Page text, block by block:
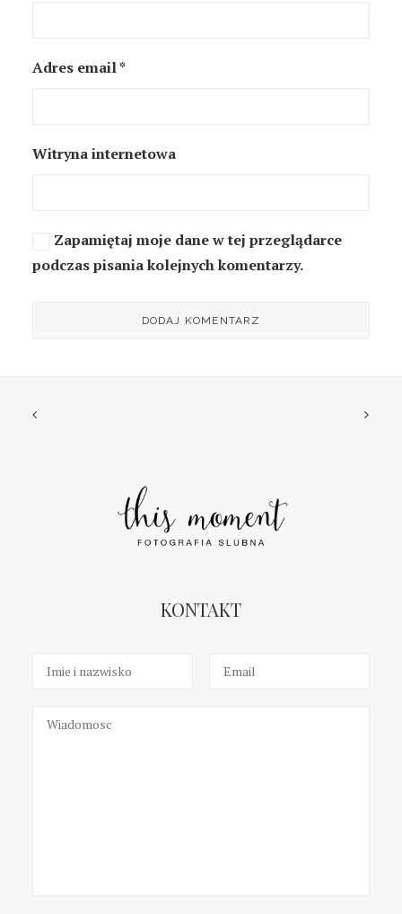
Adres email*
Witryna internetowa
Zapamiętaj moje dane w tej przeglądarce
podczas pisania kolejnych komentarzy.
KONTAKT